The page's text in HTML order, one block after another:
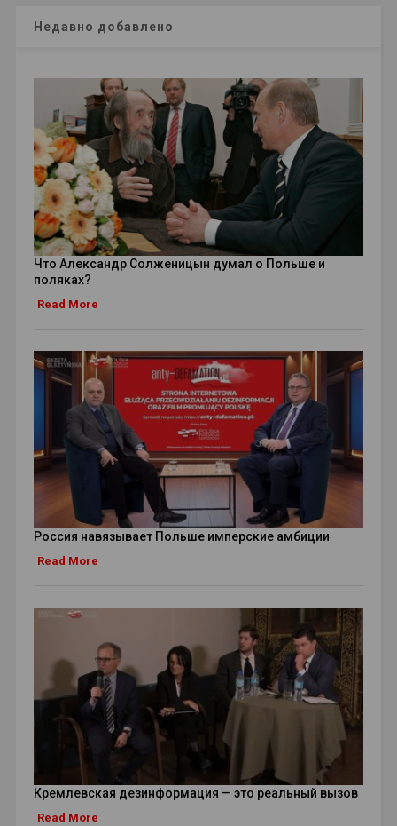
Недавно добавлено
Что Александр Солженицын думал о Польше и
поляках?
Read More
Россия навязывает Польше имперские амбиции
Read More
Кремлевская дезинформация — это реальный вызов
Read More